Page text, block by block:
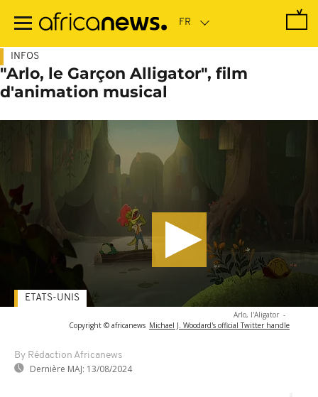
contenu
INFOS
"Arlo, le Garçon Alligator", film
d'animation musical
Arlo, l'Aligator -
Copyright © africanews Michael J. Woodard's official Twitter handle
By Rédaction Africanews
Dernière MAJ: 13/08/2024
ETATS-UNIS